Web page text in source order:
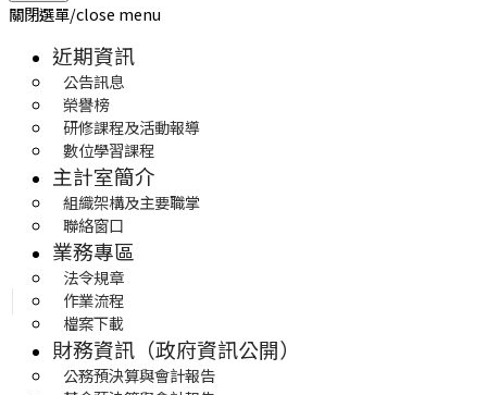
關閉選單/close menu
近期資訊
公告訊息
榮譽榜
研修課程及活動報導
數位學習課程
主計室簡介
組織架構及主要職掌
聯絡窗口
業務專區
法令規章
作業流程
檔案下載
財務資訊（政府資訊公開）
公務預決算與會計報告